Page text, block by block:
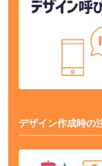
デザイン作成時の